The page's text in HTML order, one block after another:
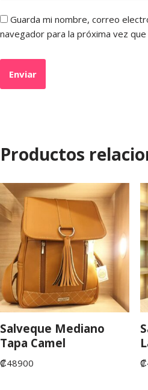
Guarda mi nombre, correo
navegador para la próxima vez
Productos
Salveque Mediano
Tapa Camel
₡48900 ₡